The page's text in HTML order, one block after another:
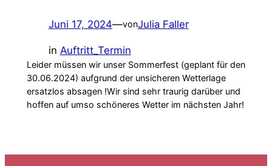
Juni 17, 2024—vonJulia Faller
in Auftritt_Termin
Leider müssen wir unser Sommerfest (geplant für den
30.06.2024) aufgrund der unsicheren Wetterlage
ersatzlos absagen !Wir sind sehr traurig darüber und
hoffen auf umso schöneres Wetter im nächsten Jahr!